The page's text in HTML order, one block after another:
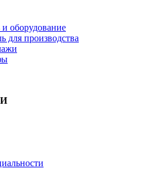
оборудование
для производства